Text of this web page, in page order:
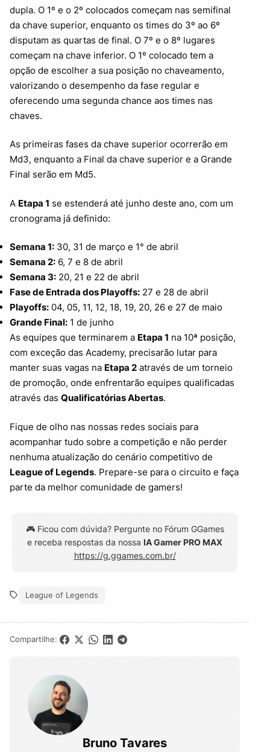
dupla. O 1º e o 2º colocados começam nas semifinal
da chave superior, enquanto os times do 3º ao 6º
disputam as quartas de final. O 7º e o 8º lugares
começam na chave inferior. O 1º colocado tem a
opção de escolher a sua posição no chaveamento,
valorizando o desempenho da fase regular e
oferecendo uma segunda chance aos times nas
chaves.
As primeiras fases da chave superior ocorrerão em
Md3, enquanto a Final da chave superior e a Grande
Final serão em Md5.
A Etapa 1 se estenderá até junho deste ano, com um
cronograma já definido:
Semana 1: 30, 31 de março e 1° de abril
Semana 2: 6, 7 e 8 de abril
Semana 3: 20, 21 e 22 de abril
Fase de Entrada dos Playoffs: 27 e 28 de abril
Playoffs: 04, 05, 11, 12, 18, 19, 20, 26 e 27 de maio
Grande Final: 1 de junho
As equipes que terminarem a Etapa 1 na 10ª posição,
com exceção das Academy, precisarão lutar para
manter suas vagas na Etapa 2 através de um torneio
de promoção, onde enfrentarão equipes qualificadas
através das Qualificatórias Abertas.
Fique de olho nas nossas redes sociais para
acompanhar tudo sobre a competição e não perder
nenhuma atualização do cenário competitivo de
League of Legends. Prepare-se para o circuito e faça
parte da melhor comunidade de gamers!
🎮 Ficou com dúvida? Pergunte no Fórum GGames
e receba respostas da nossa IA Gamer PRO MAX
https://g.ggames.com.br/
League of Legends
Compartilhe:
Bruno Tavares